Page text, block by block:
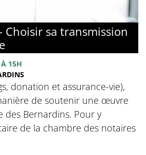
© Collège des Bernardins
Choisir sa transmission
À 15H
donation et assurance-vie),
de soutenir une œuvre
des Bernardins. Pour y
de la chambre des notaires